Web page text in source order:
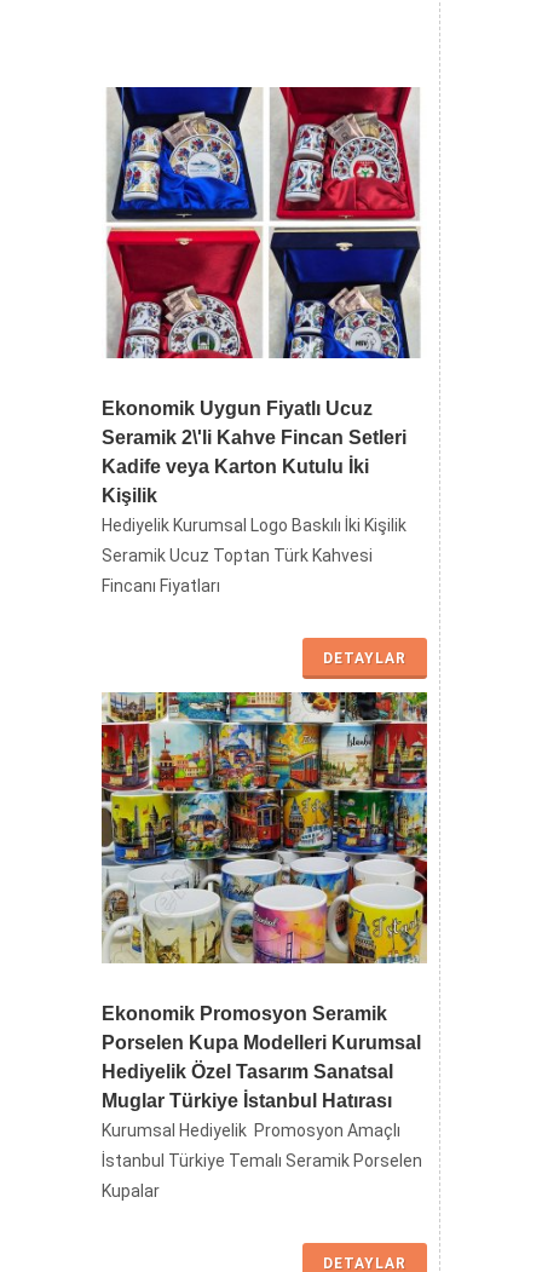
Ekonomik Uygun Fiyatlı Ucuz
Seramik 2\'li Kahve Fincan Setleri
Kadife veya Karton Kutulu İki
Kişilik
Hediyelik Kurumsal Logo Baskılı İki Kişilik
Seramik Ucuz Toptan Türk Kahvesi
Fincanı Fiyatları
DETAYLAR
Ekonomik Promosyon Seramik
Porselen Kupa Modelleri Kurumsal
Hediyelik Özel Tasarım Sanatsal
Muglar Türkiye İstanbul Hatırası
Kurumsal Hediyelik Promosyon Amaçlı
İstanbul Türkiye Temalı Seramik Porselen
Kupalar
DETAYLAR